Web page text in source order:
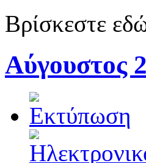
Βρίσκεστε
Αύγουστος